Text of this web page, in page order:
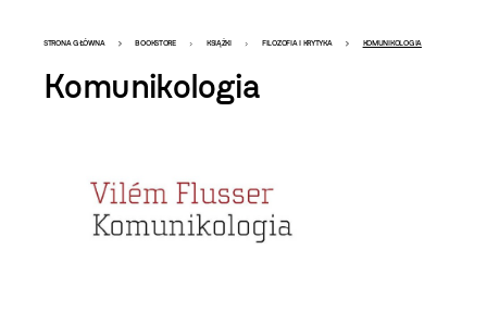
Bookstore
-
szablon
STRONA GŁÓWNA BOOKSTORE KSIĄŻKI FILOZOFIA I KRYTYKA KOMUNIKOLOGIA
Komunikologia